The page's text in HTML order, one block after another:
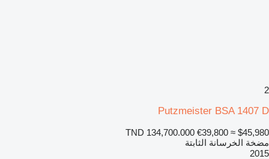
2
Putzmeister BSA 1407 D
TND 134,700.000 €39,800 ≈ $45,980
مضخة الخرسانة الثابتة
2015